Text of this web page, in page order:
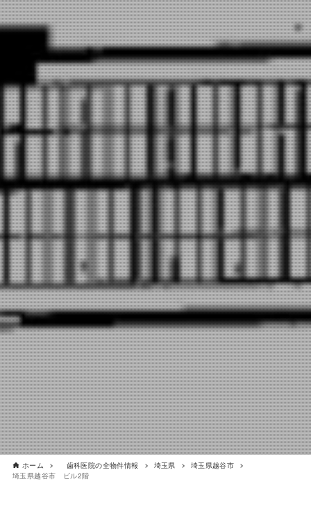
ホーム 歯科医院の全物件情報 埼玉県
埼玉県越谷市
埼玉県越谷市 ビル2階